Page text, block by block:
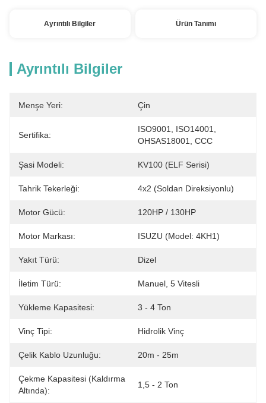
Ayrıntılı Bilgiler Ürün Tanımı
Ayrıntılı Bilgiler
Menşe Yeri: Çin
Sertifika:
ISO9001, ISO14001,
OHSAS18001, CCC
Şasi Modeli: KV100 (ELF Serisi)
Tahrik Tekerleği: 4x2 (Soldan Direksiyonlu)
Motor Gücü: 120HP / 130HP
Motor Markası: ISUZU (Model: 4KH1)
Yakıt Türü: Dizel
İletim Türü: Manuel, 5 Vitesli
Yükleme Kapasitesi: 3 - 4 Ton
Vinç Tipi: Hidrolik Vinç
Çelik Kablo Uzunluğu: 20m - 25m
Çekme Kapasitesi (Kaldırma
Altında):
1,5 - 2 Ton